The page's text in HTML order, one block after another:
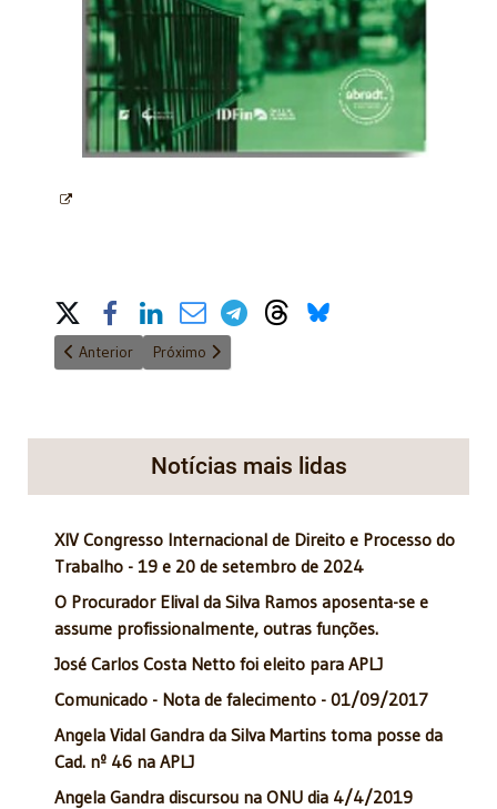
Share on Social Media
Artigo anterior: Emendas Parlamentares será o tema da
Anterior Próximo artigo: Convite: 27/08/2024 - Palestra
Próximo
Notícias mais lidas
XIV Congresso Internacional de Direito e Processo do
Trabalho - 19 e 20 de setembro de 2024
O Procurador Elival da Silva Ramos aposenta-se e
assume profissionalmente, outras funções.
José Carlos Costa Netto foi eleito para APLJ
Comunicado - Nota de falecimento - 01/09/2017
Angela Vidal Gandra da Silva Martins toma posse da
Cad. nº 46 na APLJ
Angela Gandra discursou na ONU dia 4/4/2019